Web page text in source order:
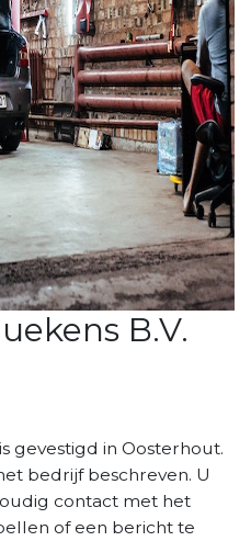
B.V.
gevestigd in Oosterhout.
bedrijf beschreven. U
contact met het
of een bericht te